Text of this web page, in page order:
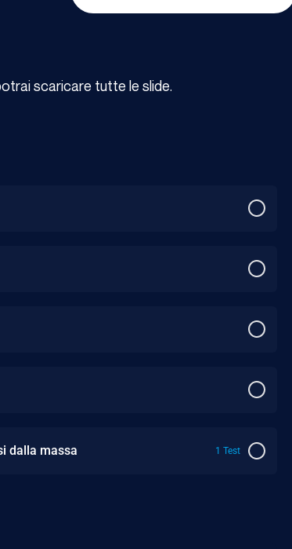
scaricare tutte le slide.
dalla massa 1 Test